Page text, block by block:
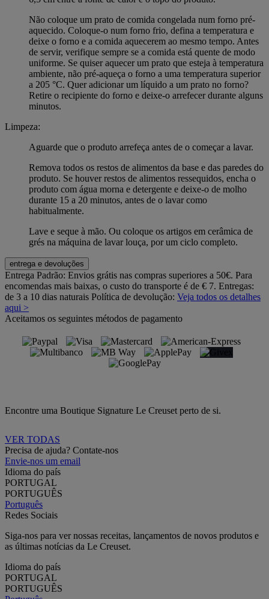
Não coloque um prato de comida congelada num forno pré-
aquecido. Coloque-o num forno frio, defina a temperatura e
deixe o forno e a comida aquecerem ao mesmo tempo. Antes
de servir, verifique sempre se a comida está quente de modo
uniforme. Se quiser aquecer um prato que esteja à temperatura
ambiente, não pré-aqueça o forno a uma temperatura superior
a 205 °C. Quer adicionar um líquido a um prato no forno?
Retire o recipiente do forno e deixe-o arrefecer durante alguns
minutos.
Limpeza:
Aguarde que o produto arrefeça antes de o começar a lavar.
Remova todos os restos de alimentos da base e das paredes do
produto. Se houver restos de alimentos ressequidos, encha o
produto com água morna e detergente e deixe-o de molho
durante 15 a 20 minutos, antes de o lavar como
habitualmente.
Lave e seque à mão. Ou coloque os artigos em cerâmica de
grés na máquina de lavar louça, por um ciclo completo.
entrega e devoluções
Entrega Padrão: Envios grátis nas compras superiores a 50€. Para
encomendas mais baixas, o custo do transporte é de € 7. Entregas:
de 3 a 10 dias naturais Política de devolução: Veja todos os detalhes
aqui >
Aceitamos os seguintes métodos de pagamento
Encontre uma Boutique Signature Le Creuset perto de si.
VER TODAS
Precisa de ajuda? Contate-nos
Envie-nos um email
Idioma do país
PORTUGAL
PORTUGUÊS
Português
Redes Sociais
Siga-nos para ver nossas receitas, lançamentos de novos produtos e
as últimas notícias da Le Creuset.
Idioma do país
PORTUGAL
PORTUGUÊS